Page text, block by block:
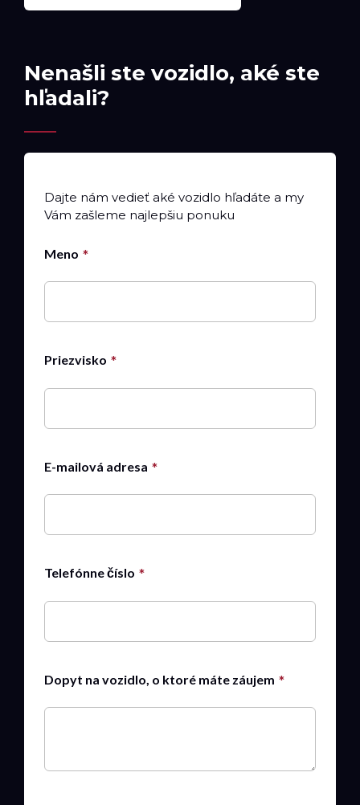
Nenašli ste vozidlo, aké ste
hľadali?
Dajte nám vedieť aké vozidlo hľadáte a my
Vám zašleme najlepšiu ponuku
Meno
Priezvisko
E-mailová adresa
Telefónne číslo
Dopyt na vozidlo, o ktoré máte záujem